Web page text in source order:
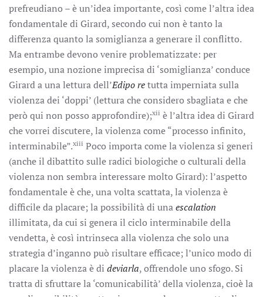
prefreudiano – è un’idea importante, così come l’altra idea
fondamentale di Girard, secondo cui non è tanto la
differenza quanto la somiglianza a generare il conflitto.
Ma entrambe devono venire problematizzate: per
esempio, una nozione imprecisa di ‘somiglianza’ conduce
Girard a una lettura dell’Edipo retutta imperniata sulla
violenza dei ‘doppi’ (lettura che considero sbagliata e che
però qui non posso approfondire);xii è l’altra idea di Girard
che vorrei discutere, la violenza come “processo infinito,
interminabile”.xiii Poco importa come la violenza si generi
(anche il dibattito sulle radici biologiche o culturali della
violenza non sembra interessare molto Girard): l’aspetto
fondamentale è che, una volta scattata, la violenza è
difficile da placare; la possibilità di unaescalation
illimitata, da cui si genera il ciclo interminabile della
vendetta, è così intrinseca alla violenza che solo una
strategia d’inganno può risultare efficace; l’unico modo di
placare la violenza è di deviarla, offrendole uno sfogo. Si
tratta di sfruttare la ‘comunicabilità’ della violenza, cioè la